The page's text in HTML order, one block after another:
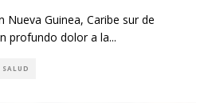
Nueva Guinea, Caribe sur de
profundo dolor a la...
SALUD